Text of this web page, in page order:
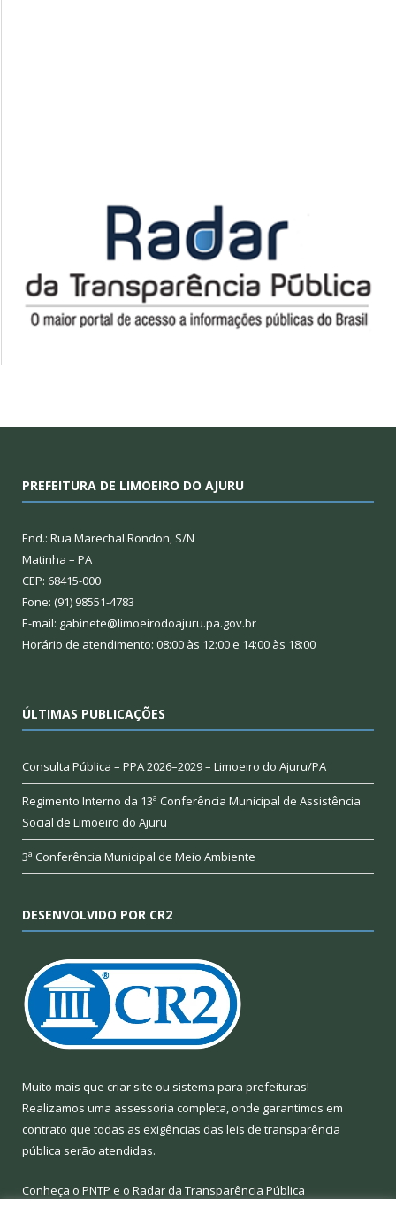
PREFEITURA DE LIMOEIRO DO AJURU
End.: Rua Marechal Rondon, S/N
Matinha – PA
CEP: 68415-000
Fone: (91) 98551-4783
E-mail: gabinete@limoeirodoajuru.pa.gov.br
Horário de atendimento: 08:00 às 12:00 e 14:00 às 18:00
ÚLTIMAS PUBLICAÇÕES
Consulta Pública – PPA 2026–2029 – Limoeiro do Ajuru/PA
Regimento Interno da 13ª Conferência Municipal de Assistência
Social de Limoeiro do Ajuru
3ª Conferência Municipal de Meio Ambiente
DESENVOLVIDO POR CR2
Muito mais que criar site ou sistema para prefeituras!
Realizamos uma assessoria completa, onde garantimos em
contrato que todas as exigências das leis de transparência
pública serão atendidas.
Conheça o PNTP e o Radar da Transparência Pública